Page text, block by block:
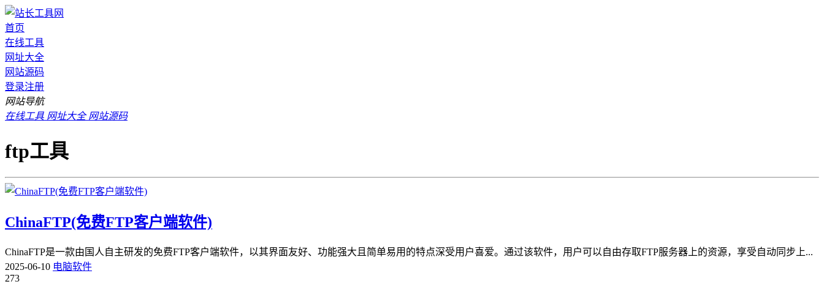
首页
在线工具
网址大全
网站源码
登录注册
网站导航
在线工具 网址大全 网站源码
ftp工具
ChinaFTP(免费FTP客户端软件)
ChinaFTP是一款由国人自主研发的免费FTP客户端软件，以其界面友好、功能强大且简单易用的特点深受用户喜爱。通过该软件，用户可以自由存取FTP服务器上的资源，享受自动同步上...
2025-06-10 电脑软件
273